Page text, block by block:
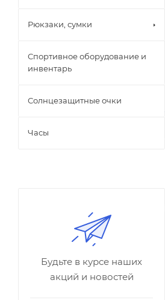
Рюкзаки, сумки
Спортивное оборудование и
инвентарь
Солнцезащитные очки
Часы
Будьте в курсе наших
акций и новостей